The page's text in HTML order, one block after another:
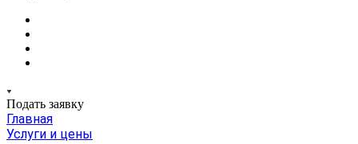
Подать заявку
Главная
Услуги и цены